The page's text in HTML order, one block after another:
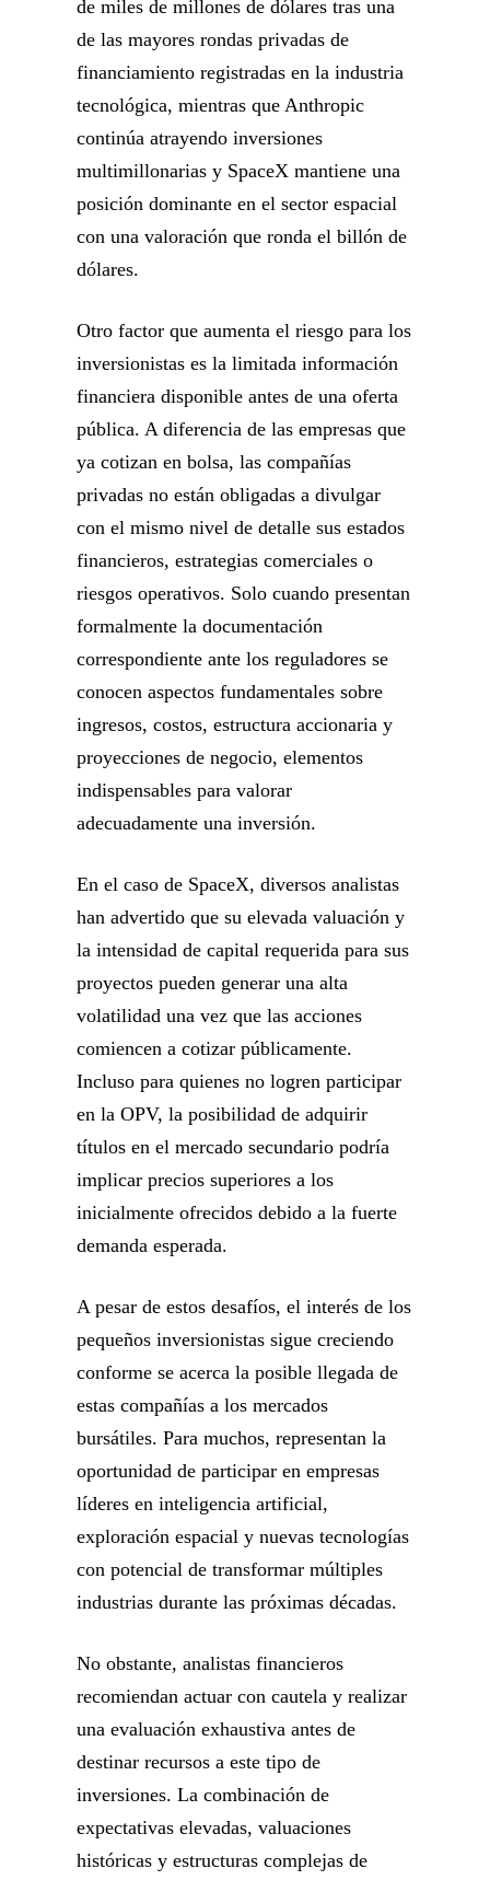
de miles de millones de dólares tras una
de las mayores rondas privadas de
financiamiento registradas en la industria
tecnológica, mientras que Anthropic
continúa atrayendo inversiones
multimillonarias y SpaceX mantiene una
posición dominante en el sector espacial
con una valoración que ronda el billón de
dólares.
Otro factor que aumenta el riesgo para los
inversionistas es la limitada información
financiera disponible antes de una oferta
pública. A diferencia de las empresas que
ya cotizan en bolsa, las compañías
privadas no están obligadas a divulgar
con el mismo nivel de detalle sus estados
financieros, estrategias comerciales o
riesgos operativos. Solo cuando presentan
formalmente la documentación
correspondiente ante los reguladores se
conocen aspectos fundamentales sobre
ingresos, costos, estructura accionaria y
proyecciones de negocio, elementos
indispensables para valorar
adecuadamente una inversión.
En el caso de SpaceX, diversos analistas
han advertido que su elevada valuación y
la intensidad de capital requerida para sus
proyectos pueden generar una alta
volatilidad una vez que las acciones
comiencen a cotizar públicamente.
Incluso para quienes no logren participar
en la OPV, la posibilidad de adquirir
títulos en el mercado secundario podría
implicar precios superiores a los
inicialmente ofrecidos debido a la fuerte
demanda esperada.
A pesar de estos desafíos, el interés de los
pequeños inversionistas sigue creciendo
conforme se acerca la posible llegada de
estas compañías a los mercados
bursátiles. Para muchos, representan la
oportunidad de participar en empresas
líderes en inteligencia artificial,
exploración espacial y nuevas tecnologías
con potencial de transformar múltiples
industrias durante las próximas décadas.
No obstante, analistas financieros
recomiendan actuar con cautela y realizar
una evaluación exhaustiva antes de
destinar recursos a este tipo de
inversiones. La combinación de
expectativas elevadas, valuaciones
históricas y estructuras complejas de